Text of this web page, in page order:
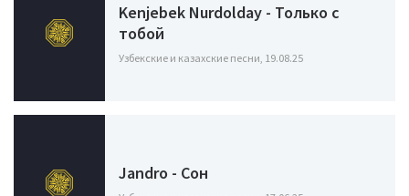
Kenjebek Nurdolday - Только с
тобой
Узбекские и казахские песни, 19.08.25
Jandro - Сон